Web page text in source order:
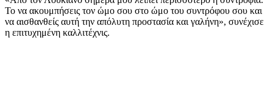
Το να ακουμπήσεις τον ώμο σου στο ώμο του συντρόφου σου και
να αισθανθείς αυτή την απόλυτη προστασία και γαλήνη», συνέχισε
η επιτυχημένη καλλιτέχνις.